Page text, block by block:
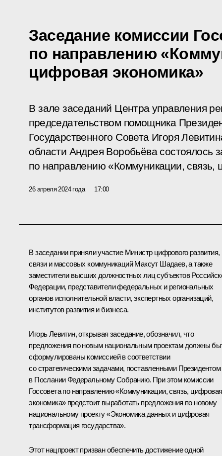
Заседание комиссии
по направлению
цифровая экономика»
В зале заседаний Центра управления
председательством помощника
Государственного Совета Игоря
области Андрея Воробьёва состоялось
по направлению «Коммуникации, связь,
26 апреля 2024 года 17:00
В заседании приняли участие Министр цифрового развития,
связи и массовых коммуникацийМаксут Шадаев, а также
заместители высших должностных лиц субъектов
Федерации, представители федеральных и региональных
органов исполнительной власти, экспертных организаций,
институтов развития и бизнеса.
Игорь Левитин, открывая заседание, обозначил, что
предложения по новым национальным проектам должны
сформулированы комиссией в соответствии
со стратегическими задачами, поставленными Президентом
в ПосланииФедеральному Собранию. При этом комиссии
Госсовета по направлению «Коммуникации, связь, цифровая
экономика» предстоит выработать предложения по новому
национальному проекту «Экономика данных и цифровая
трансформация государства».
Этот нацпроект призван обеспечить достижение одной